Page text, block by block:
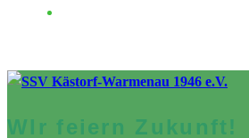
WIr feiern Zukunft!